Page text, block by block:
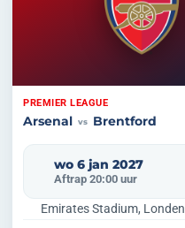
PREMIER LEAGUE
Arsenal vs Brentford
wo 6 jan 2027
Aftrap 20:00 uur
Emirates Stadium, Londen